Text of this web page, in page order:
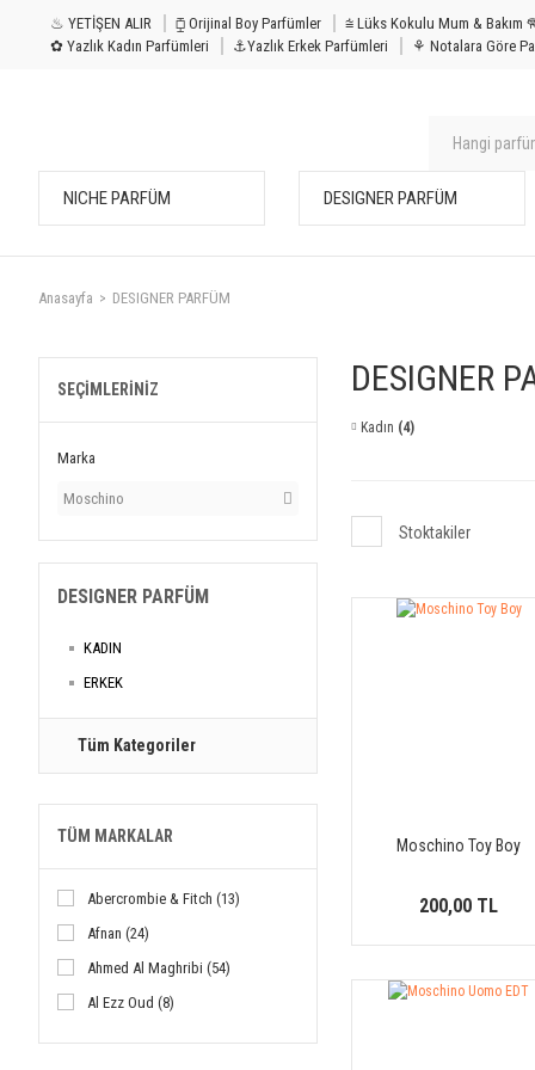
♨ YETİŞEN ALIR ⧮ Orijinal Boy Parfümler ⩭ Lüks
✿ Yazlık Kadın Parfümleri
⚓Yazlık Erkek Parfümleri ⚘ Notalara Göre
NICHE PARFÜM DESIGNER PARFÜM
Anasayfa DESIGNER PARFÜM
SEÇIMLERINIZ
Marka
Moschino
DESIGNER PARFÜM
KADIN
ERKEK
Tüm Kategoriler
TÜM MARKALAR
Abercrombie & Fitch (13)
Afnan (24)
Ahmed Al Maghribi (54)
Al Ezz Oud (8)
DESIGNER
Kadın (4)
Stoktakiler
Moschino Toy Boy
200,00 TL